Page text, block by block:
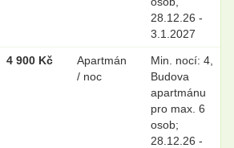
28.12.26 -
3.1.2027
4 900 Kč
Apartmán
/ noc
Min. nocí: 4,
Budova
apartmánu
pro max. 6
osob;
28.12.26 -